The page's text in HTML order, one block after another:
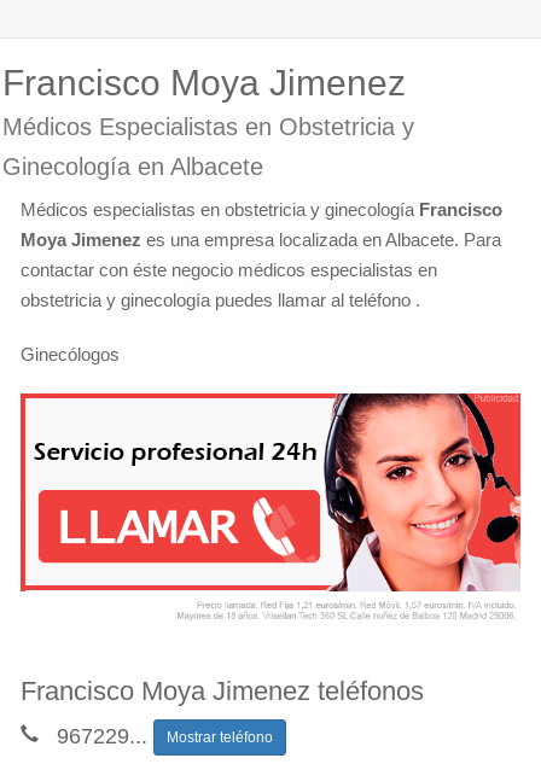
Francisco Moya Jimenez
Médicos Especialistas en Obstetricia y
Ginecología en Albacete
Médicos especialistas en obstetricia y ginecología Francisco
Moya Jimenez es una empresa localizada en Albacete. Para
contactar con éste negocio médicos especialistas en
obstetricia y ginecología puedes llamar al teléfono .
Ginecólogos
Francisco Moya Jimenez teléfonos
967229... Mostrar teléfono